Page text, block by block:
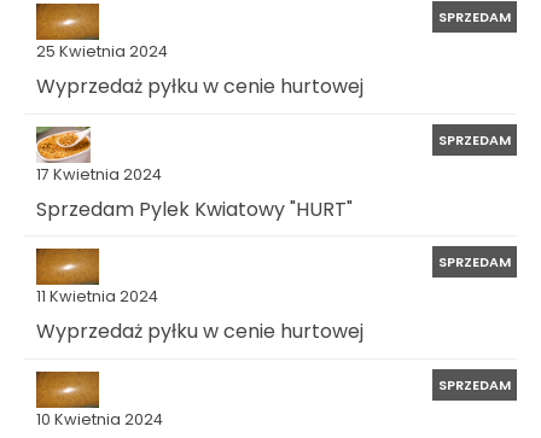
25 Kwietnia 2024
SPRZEDAM
Wyprzedaż pyłku w cenie hurtowej
17 Kwietnia 2024
SPRZEDAM
Sprzedam Pylek Kwiatowy "HURT"
11 Kwietnia 2024
SPRZEDAM
Wyprzedaż pyłku w cenie hurtowej
10 Kwietnia 2024
SPRZEDAM